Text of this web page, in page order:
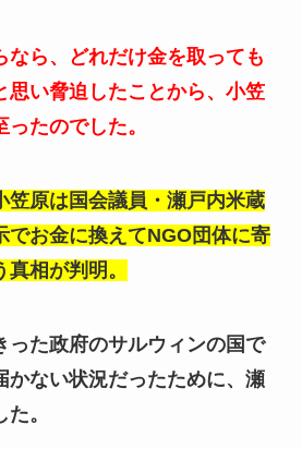
なら、どれだけ金を取っても
思い脅迫したことから、小笠
たのでした。
笠原は国会議員・瀬戸内米蔵
でお金に換えてNGO団体に寄
相が判明。
った政府のサルウィンの国で
かない状況だったために、瀬
。